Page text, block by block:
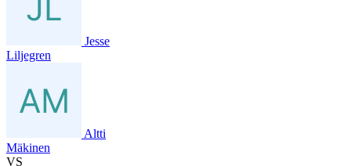
Jesse
Liljegren
Altti
Mäkinen
VS